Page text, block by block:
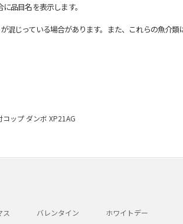
品目名を表示します。
っている場合があります。また、これらの魚介類
ップ ダンボ XP21AG
ス バレンタイン ホワイトデー